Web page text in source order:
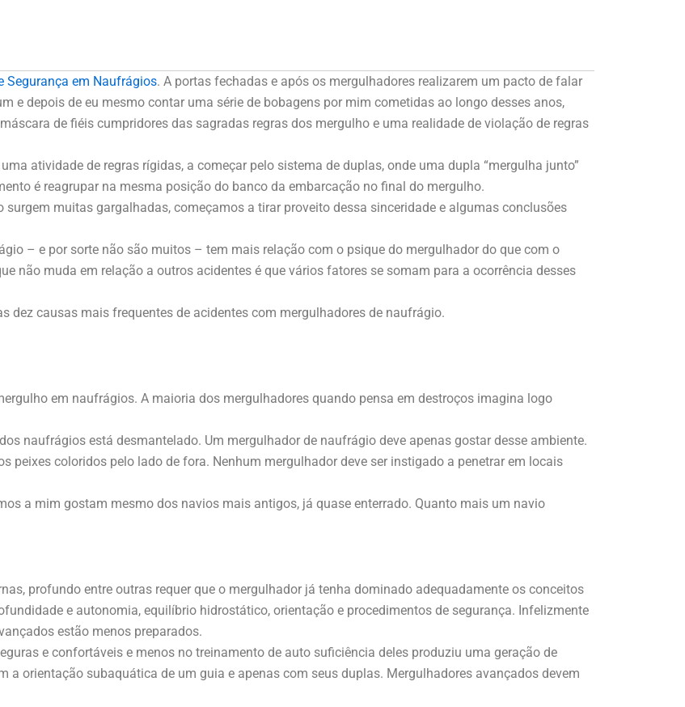
Segurança em Naufrágios. A portas fechadas e após os mergulhadores realizarem um pacto de falar
e depois de eu mesmo contar uma série de bobagens por mim cometidas ao longo desses anos,
de fiéis cumpridores das sagradas regras dos mergulho e uma realidade de violação de regras
atividade de regras rígidas, a começar pelo sistema de duplas, onde uma dupla “mergulha junto”
é reagrupar na mesma posição do banco da embarcação no final do mergulho.
muitas gargalhadas, começamos a tirar proveito dessa sinceridade e algumas conclusões
– e por sorte não são muitos – tem mais relação com o psique do mergulhador do que com o
não muda em relação a outros acidentes é que vários fatores se somam para a ocorrência desses
dez causas mais frequentes de acidentes com mergulhadores de naufrágio.
em naufrágios. A maioria dos mergulhadores quando pensa em destroços imagina logo
naufrágios está desmantelado. Um mergulhador de naufrágio deve apenas gostar desse ambiente.
peixes coloridos pelo lado de fora. Nenhum mergulhador deve ser instigado a penetrar em locais
a mim gostam mesmo dos navios mais antigos, já quase enterrado. Quanto mais um navio
profundo entre outras requer que o mergulhador já tenha dominado adequadamente os conceitos
e autonomia, equilíbrio hidrostático, orientação e procedimentos de segurança. Infelizmente
estão menos preparados.
e confortáveis e menos no treinamento de auto suficiência deles produziu uma geração de
a orientação subaquática de um guia e apenas com seus duplas. Mergulhadores avançados devem